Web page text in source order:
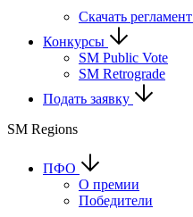
Скачать регламент
Конкурсы
SM Public Vote
SM Retrograde
Подать заявку
SM Regions
ПФО
О премии
Победители